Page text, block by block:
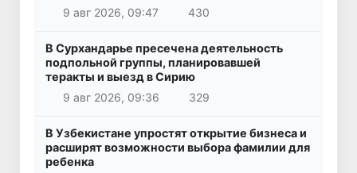
9 авг 2026, 09:47
430
В Сурхандарье пресечена деятельность
подпольной группы, планировавшей
теракты и выезд в Сирию
9 авг 2026, 09:36
329
В Узбекистане упростят открытие бизнеса и
расширят возможности выбора фамилии для
ребенка